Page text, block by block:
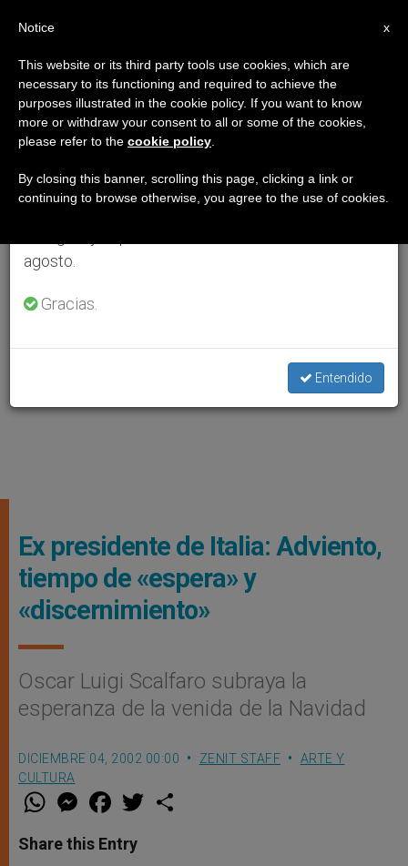
Ex presidente de Italia: Adviento,
tiempo de «espera» y
«discernimiento»
Oscar Luigi Scalfaro subraya la
esperanza de la venida de la Navidad
DICIEMBRE 04, 2002 00:00 ZENIT STAFF
ARTE Y
CULTURA
W
t
s
M
e
s
e
F
a
e
b
w
Share this Entry
×
Aviso importante
Del 27 de julio al 7 de agosto haremos la pausa
anual, aprovechando que en el periodo de verano
se generan menos informaciones y también el
agosto.
Gracias.
Entendido
x
Notice
This website or its third party tools use cookies, which are
necessary to its functioning and required to achieve the
purposes illustrated in the cookie policy. If you want to know
more or withdraw your consent to all or some of the cookies,
please refer to the cookie policy
By closing this banner, scrolling this page, clicking a link or
continuing to browse otherwise, you agree to the use of cookies.